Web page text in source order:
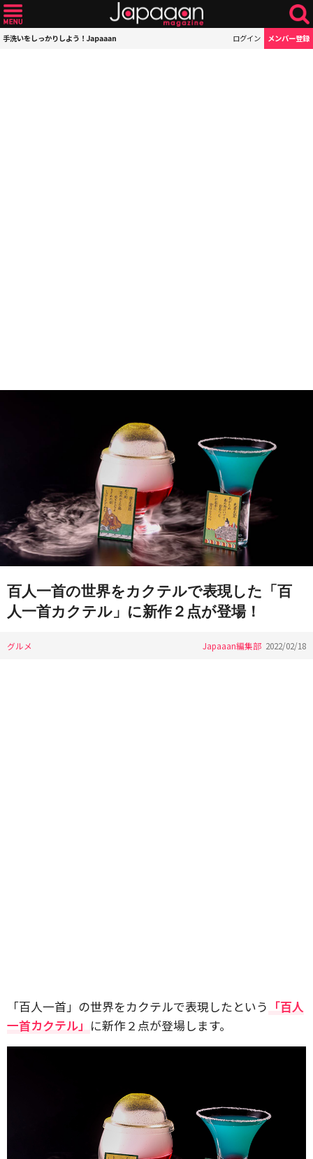
手洗いをしっかりしよう！Japaaan ログイン メンバー登録
百人一首の世界をカクテルで表現した「百
人一首カクテル」に新作２点が登場！
グルメ Japaaan編集部 2022/02/18
「百人一首」の世界をカクテルで表現したという 「百人
一首カクテル」 に新作２点が登場します。